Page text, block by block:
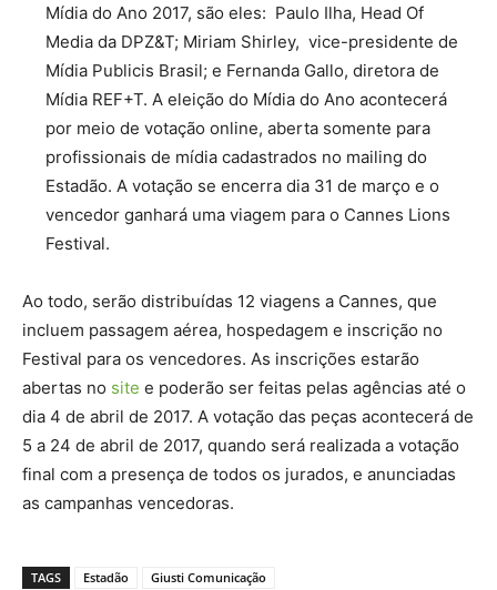
Mídia do Ano 2017, são eles: Paulo Ilha, Head Of
Media da DPZ&T; Miriam Shirley, vice-presidente de
Mídia Publicis Brasil; e Fernanda Gallo, diretora de
Mídia REF+T. A eleição do Mídia do Ano acontecerá
por meio de votação online, aberta somente para
profissionais de mídia cadastrados no mailing do
Estadão. A votação se encerra dia 31 de março e o
vencedor ganhará uma viagem para o Cannes Lions
Festival.
Ao todo, serão distribuídas 12 viagens a Cannes, que
incluem passagem aérea, hospedagem e inscrição no
Festival para os vencedores. As inscrições estarão
abertas no site e poderão ser feitas pelas agências até o
dia 4 de abril de 2017. A votação das peças acontecerá de
5 a 24 de abril de 2017, quando será realizada a votação
final com a presença de todos os jurados, e anunciadas
as campanhas vencedoras.
TAGS Estadão Giusti Comunicação